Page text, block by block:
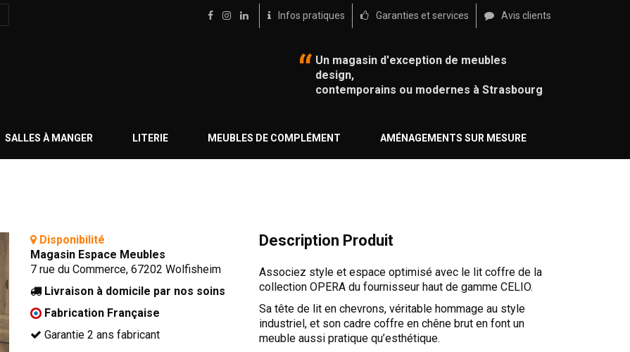
Infos pratiques Garanties et services Avis clients
Un magasin d'exception de meubles
design,
contemporains ou modernes à Strasbourg
SALLES À MANGER LITERIE MEUBLES DE COMPLÉMENT AMÉNAGEMENTS SUR MESURE
Disponibilité
Magasin Espace Meubles
7 rue du Commerce, 67202 Wolfisheim
Livraison à domicile par nos soins
Fabrication Française
Garantie 2 ans fabricant
Description Produit
Associez style et espace optimisé avec le lit coffre de la
collection OPERA du fournisseur haut de gamme CELIO.
Sa tête de lit en chevrons, véritable hommage au style
industriel, et son cadre coffre en chêne brut en font un
meuble aussi pratique qu’esthétique.